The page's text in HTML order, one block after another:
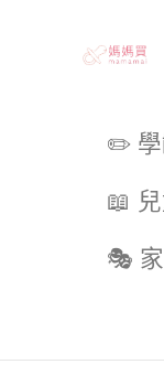
✏️ 學
📖
🎭